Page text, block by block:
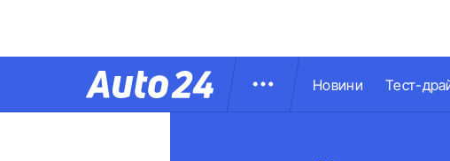
Новини Тест-